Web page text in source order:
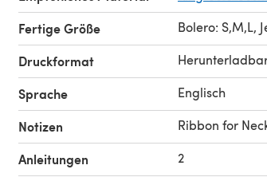
Fertige Größe Bolero: S,M,L,
Druckformat
Sprache Englisch
Notizen Ribbon for
Anleitungen 2